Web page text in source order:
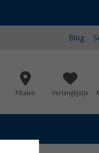
Blog
Filialen Verlanglijstje